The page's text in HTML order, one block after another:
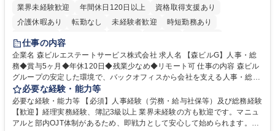
業界未経験歓迎
年間休日120日以上
資格取得支援あり
介護休暇あり
転勤なし 未経験者歓迎
時短勤務あり
経験者歓迎
完全週休2日制
交通費支給 長期歓迎 駅近5分以内 土日祝休み
仕事の内容
企業名 森ビルエステートサービス株式会社 求人名 【森ビルG】人事・総
務◆賞与5ヶ月◆年休120日◆残業少なめ◆リモート可 仕事の内容 森ビル
グループの安定した環境で、バックオフィスから会社を支える人事・総務
をお任せします。 労務と総務の業務をバランスよく担当し、ゆくゆくは制
度改定などのコア業務にも挑戦できる、やりがいある環境です。 ■勤怠管
理、給与計算、社会保険手続き、年末調整等の労務管理全般 ■入退社手続
き、社内規定の改定や人事制度改定などのコア業務 ■社内イベントの企画
必要な経験・能力等
必要な経験・能力等 【必須】人事経験（労務・給与社保等）及び総務経験
【歓迎】経理実務経験、簿記3級以上 業界未経験の方も歓迎です。マニュ
アルと部内OJT体制があるため、即戦力として安心して始められます。